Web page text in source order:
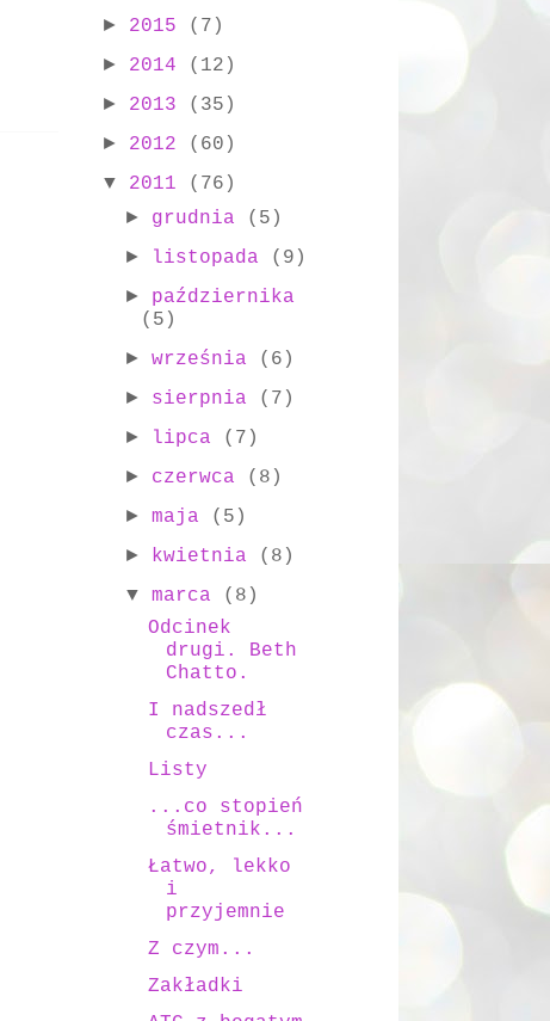
► 2015 (7)
► 2014 (12)
► 2013 (35)
► 2012 (60)
▼ 2011 (76)
► grudnia (5)
► listopada (9)
► października
(5)
►września (6)
► sierpnia (7)
► lipca (7)
► czerwca (8)
►maja (5)
► kwietnia (8)
▼marca
(8)
Odcinek
drugi. Beth
Chatto.
I nadszedł
czas...
Listy
...co stopień
śmietnik...
Łatwo, lekko
i
przyjemnie
Z czym...
Zakładki